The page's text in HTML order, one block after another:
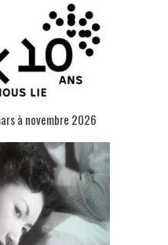
à novembre 2026